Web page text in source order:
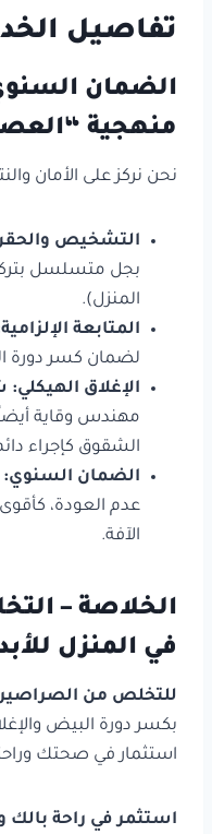
تفاصيل
الضمان
منهجية
نحن نركز على الأمان
التشخيص
بجل متسلسل
المنزل).
المتابعة
لضمان كسر دورة
الإغلاق الهيكلي:
مهندس وقاية
الشقوق كإجراء
الضمان السنوي:
عدم العودة،
الآفة.
الخلاصة –
في المنزل
للتخلص من الصراصير
بكسر دورة البيض
استثمار في صحتك
استثمر في راحة